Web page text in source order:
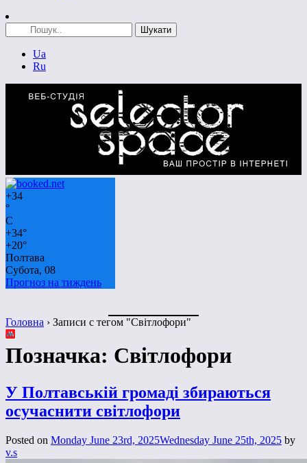
Ua
Ru
+34
°
C
+34°
+20°
Полтава
Субота, 08
Прогноз на тиждень
Головна › Записи с тегом "Світлофори"
Позначка: Світлофори
У Полтавській громаді збираються
осучаснити світлофори
Posted on Monday June 23rd, 2025Wednesday June 25th, 2025 by
v.s